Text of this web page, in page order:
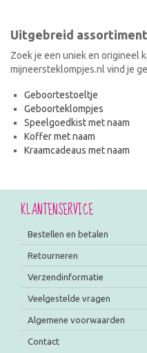
Uitgebreid
Zoek je een uniek en origineel
mijneersteklompjes.nl vind je
Geboortestoeltje
Geboorteklompjes
Speelgoedkist met naam
Koffer met naam
Kraamcadeaus met naam
KLANTENSERVICE
Bestellen en betalen
Retourneren
Verzendinformatie
Veelgestelde vragen
Algemene voorwaarden
Contact